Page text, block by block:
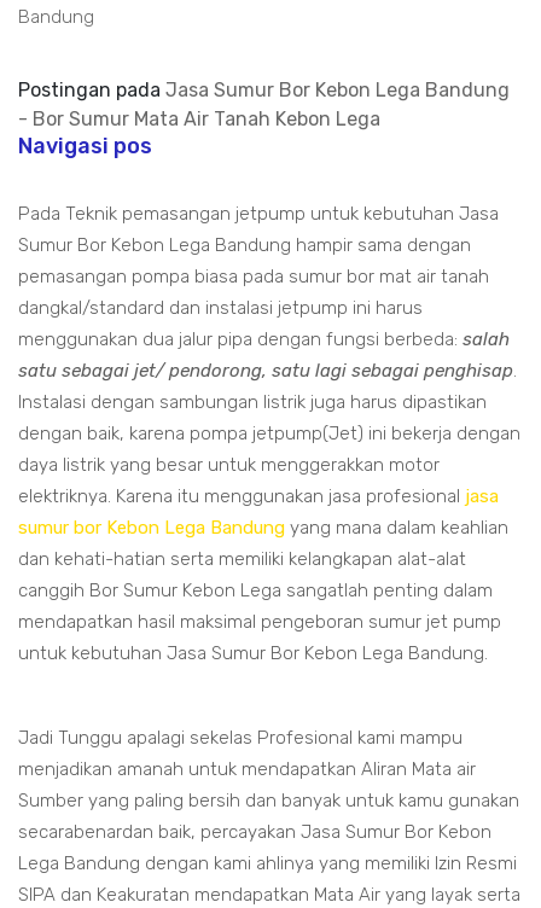
Bandung
Postingan pada Jasa Sumur Bor Kebon Lega Bandung
- Bor Sumur Mata Air Tanah Kebon Lega
Navigasi pos
Pada Teknik pemasangan jetpump untuk kebutuhan Jasa
Sumur Bor Kebon Lega Bandung hampir sama dengan
pemasangan pompa biasa pada sumur bor mat air tanah
dangkal/standard dan instalasi jetpump ini harus
menggunakan dua jalur pipa dengan fungsi berbeda: salah
satu sebagai jet/ pendorong, satu lagi sebagai penghisap.
Instalasi dengan sambungan listrik juga harus dipastikan
dengan baik, karena pompa jetpump(Jet) ini bekerja dengan
daya listrik yang besar untuk menggerakkan motor
elektriknya. Karena itu menggunakan jasa profesional jasa
sumur bor Kebon Lega Bandung yang mana dalam keahlian
dan kehati-hatian serta memiliki kelangkapan alat-alat
canggih Bor Sumur Kebon Lega sangatlah penting dalam
mendapatkan hasil maksimal pengeboran sumur jet pump
untuk kebutuhan Jasa Sumur Bor Kebon Lega Bandung.
Jadi Tunggu apalagi sekelas Profesional kami mampu
menjadikan amanah untuk mendapatkan Aliran Mata air
Sumber yang paling bersih dan banyak untuk kamu gunakan
secarabenardan baik, percayakan Jasa Sumur Bor Kebon
Lega Bandung dengan kami ahlinya yang memiliki Izin Resmi
SIPA dan Keakuratan mendapatkan Mata Air yang layak serta